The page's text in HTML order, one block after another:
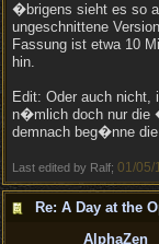
�brigens sieht es so
ungeschnittene
Fassung ist etwa 10
hin.
Edit: Oder auch nicht,
n�mlich doch nur die
demnach beg�nne
Last edited by Ralf; 01/05/
Re: A Day at the
AlphaZen